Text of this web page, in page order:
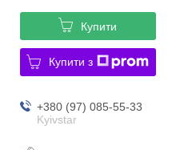
Купити
Купити з
+380 (97) 085-55-33
Kyivstar